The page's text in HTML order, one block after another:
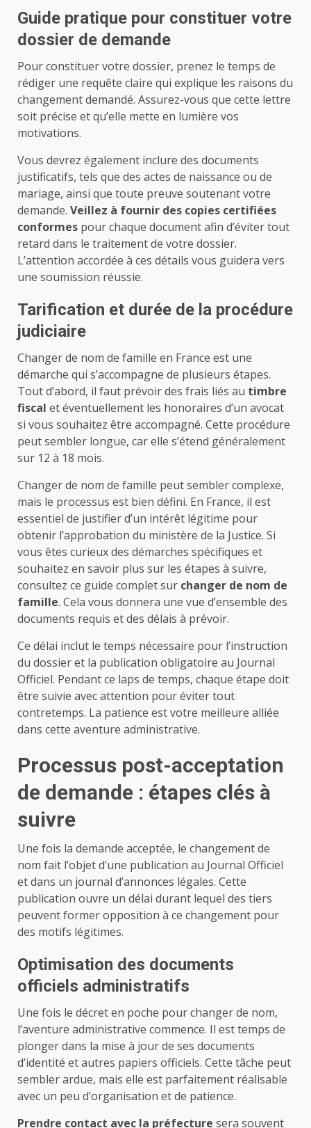
Guide pratique pour constituer votre
dossier de demande
Pour constituer votre dossier, prenez le temps de
rédiger une requête claire qui explique les raisons du
changement demandé. Assurez-vous que cette lettre
soit précise et qu’elle mette en lumière vos
motivations.
Vous devrez également inclure des documents
justificatifs, tels que des actes de naissance ou de
mariage, ainsi que toute preuve soutenant votre
demande. Veillez à fournir des copies certifiées
conformes pour chaque document afin d’éviter tout
retard dans le traitement de votre dossier.
L’attention accordée à ces détails vous guidera vers
une soumission réussie.
Tarification et durée de la procédure
judiciaire
Changer de nom de famille en France est une
démarche qui s’accompagne de plusieurs étapes.
Tout d’abord, il faut prévoir des frais liés au timbre
fiscal et éventuellement les honoraires d’un avocat
si vous souhaitez être accompagné. Cette procédure
peut sembler longue, car elle s’étend généralement
sur 12 à 18 mois.
Changer de nom de famille peut sembler complexe,
mais le processus est bien défini. En France, il est
essentiel de justifier d’un intérêt légitime pour
obtenir l’approbation du ministère de la Justice. Si
vous êtes curieux des démarches spécifiques et
souhaitez en savoir plus sur les étapes à suivre,
consultez ce guide complet sur changer de nom de
famille. Cela vous donnera une vue d’ensemble des
documents requis et des délais à prévoir.
Ce délai inclut le temps nécessaire pour l’instruction
du dossier et la publication obligatoire au Journal
Officiel. Pendant ce laps de temps, chaque étape doit
être suivie avec attention pour éviter tout
contretemps. La patience est votre meilleure alliée
dans cette aventure administrative.
Processus post-acceptation
de demande : étapes clés à
suivre
Une fois la demande acceptée, le changement de
nom fait l’objet d’une publication au Journal Officiel
et dans un journal d’annonces légales. Cette
publication ouvre un délai durant lequel des tiers
peuvent former opposition à ce changement pour
des motifs légitimes.
Optimisation des documents
officiels administratifs
Une fois le décret en poche pour changer de nom,
l’aventure administrative commence. Il est temps de
plonger dans la mise à jour de ses documents
d’identité et autres papiers officiels. Cette tâche peut
sembler ardue, mais elle est parfaitement réalisable
avec un peu d’organisation et de patience.
Prendre contact avec la préfecture sera souvent